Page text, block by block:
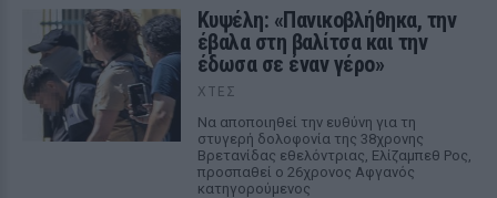
Κυψέλη: «Πανικοβλήθηκα, την
έβαλα στη βαλίτσα και την
έδωσα σε έναν γέρο»
ΧΤΕΣ
Να αποποιηθεί την ευθύνη για τη
στυγερή δολοφονία της 38χρονης
Βρετανίδας εθελόντριας, Ελίζαμπεθ Ρος,
προσπαθεί ο 26χρονος Αφγανός
κατηγορούμενος